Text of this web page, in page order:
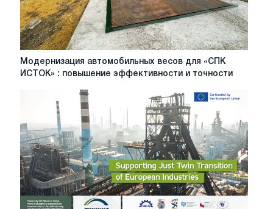
Модернизация
автомобильных
:
повышение
эффективности
и
точности
Модернизация автомобильных весов для «СПК
ИСТОК» : повышение эффективности и точности